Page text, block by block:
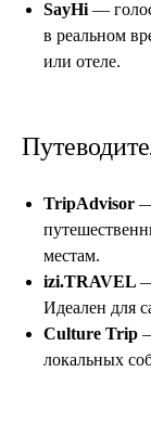
SayHi —
в реальном
или отеле.
TripAdvisor
местам.
izi.TRAVEL
Идеален для
Culture Trip
локальных